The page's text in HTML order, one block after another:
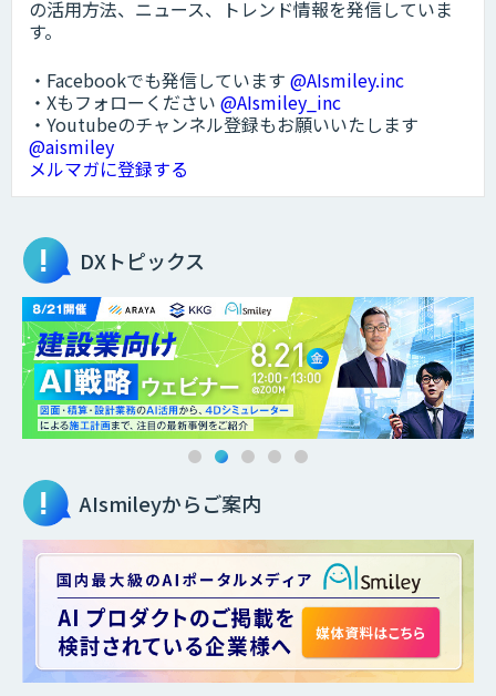
の活用方法、ニュース、トレンド情報を発信していま
す。
・Facebookでも発信しています @AIsmiley.inc
・Xもフォローください @AIsmiley_inc
・Youtubeのチャンネル登録もお願いいたします
@aismiley
メルマガに登録する
DXトピックス
AIsmileyからご案内